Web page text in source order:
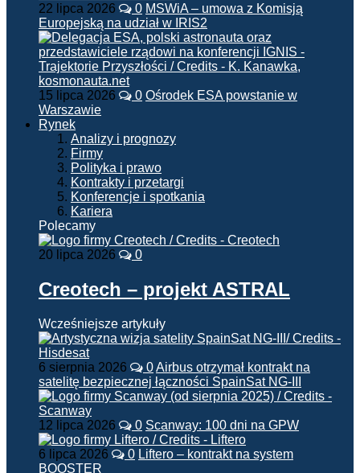
22 lipca 2026 0 MSWiA – umowa z Komisją
Europejską na udział w IRIS2
15 lipca 2026 0 Ośrodek ESA powstanie w
Warszawie
Rynek
Analizy i prognozy
Firmy
Polityka i prawo
Kontrakty i przetargi
Konferencje i spotkania
Kariera
Polecamy
20 lipca 2026 0
Creotech – projekt ASTRAL
Wcześniejsze artykuły
6 sierpnia 2026 0Airbus otrzymał kontrakt na
satelitę bezpiecznej łączności SpainSat NG-III
12 lipca 2026 0 Scanway: 100 dni na GPW
6 lipca 2026 0 Liftero – kontrakt na system
BOOSTER